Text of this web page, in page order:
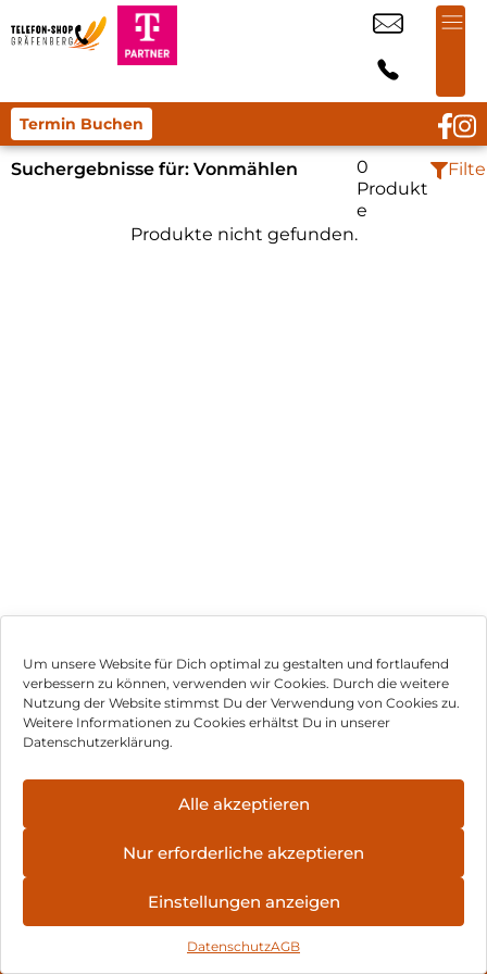
Um unsere Website für Dich optimal zu gestalten und fortlaufend
verbessern zu können, verwenden wir Cookies. Durch die weitere
Nutzung der Website stimmst Du der Verwendung von Cookies zu.
Weitere Informationen zu Cookies erhältst Du in unserer
Datenschutzerklärung.
Alle akzeptieren
Nur erforderliche akzeptieren
Einstellungen anzeigen
DatenschutzAGB
Termin Buchen
Suchergebnisse für: Vonmählen
0
Produkt
e
Produkte nicht gefunden.
Impressum
Hinweis zur Batterieentsorgung
Newsletter
, Brodos AG – All Rights Reserved.